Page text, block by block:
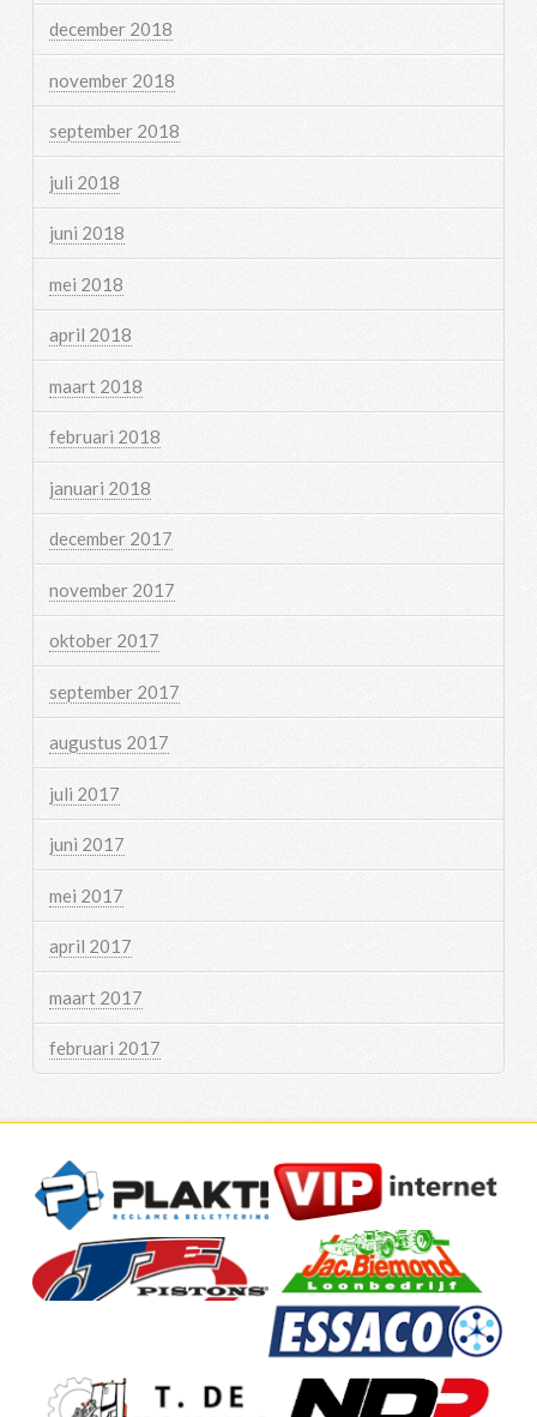
december 2018
november 2018
september 2018
juli 2018
juni 2018
mei 2018
april 2018
maart 2018
februari 2018
januari 2018
december 2017
november 2017
oktober 2017
september 2017
augustus 2017
juli 2017
juni 2017
mei 2017
april 2017
maart 2017
februari 2017